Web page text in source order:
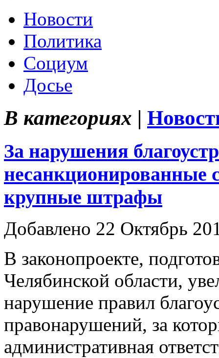
Новости
Политика
Социум
Досье
В категориях |
За нарушения
несанкционированные
крупные штрафы
Добавлено 22 Октябрь
В законопроекте,
Челябинской области,
нарушение правил
правонарушений, за
административная